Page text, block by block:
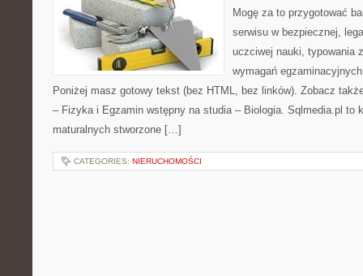
Mogę za to przygotować
serwisu w bezpiecznej,
uczciwej nauki, typowania
wymagań
Poniżej masz gotowy tekst (bez HTML, bez linków). Zobacz
– Fizyka i Egzamin wstępny na studia – Biologia. Sqlmedia.pl to
maturalnych stworzone […]
CATEGORIES: NIERUCHOMOŚCI